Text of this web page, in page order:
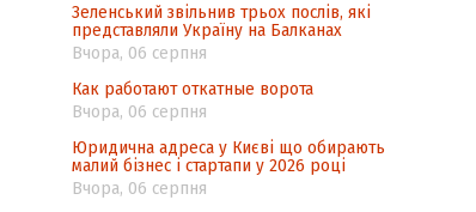
Угоди про торговельні аспекти прав
інтелектуальної власності (TRIPS) у
контексті євроінтеграції
Аналіз виборчого законодавства щодо
підрахунку голосів виборців
Інформаційна безпека суспільства
Зеленський звільнив трьох послів, які
представляли Україну на Балканах
Вчора, 06 серпня
Как работают откатные ворота
Вчора, 06 серпня
Юридична адреса у Києві що обирають
малий бізнес і стартапи у 2026 році
Вчора, 06 серпня